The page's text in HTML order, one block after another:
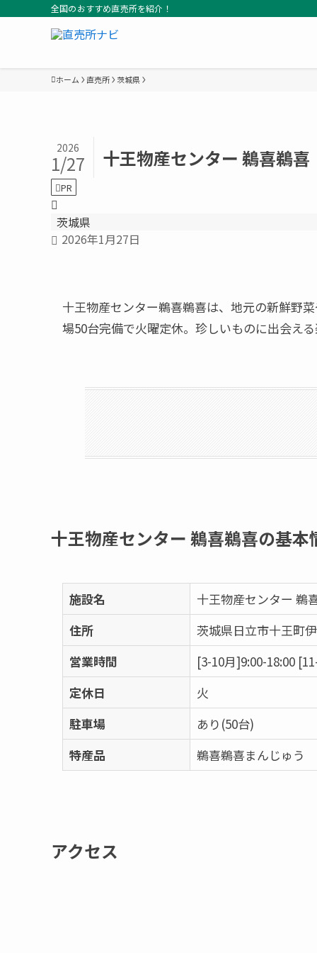
全国のおすすめ直売所を紹介！
ホーム 直売所 茨城県
十王物産センター 鵜喜鵜
2026
1/27
PR
茨城県
2026年1月27日
十王物産センター鵜喜鵜喜は、地元の新鮮野
場50台完備で火曜定休。珍しいものに出会え
十王物産センター 鵜喜鵜喜の基本
施設名
十王物産センター 鵜
住所
茨城県日立市十王町
営業時間
[3-10月]9:00-18:00
定休日
火
駐車場
あり(50台)
特産品
鵜喜鵜喜まんじゅう
アクセス